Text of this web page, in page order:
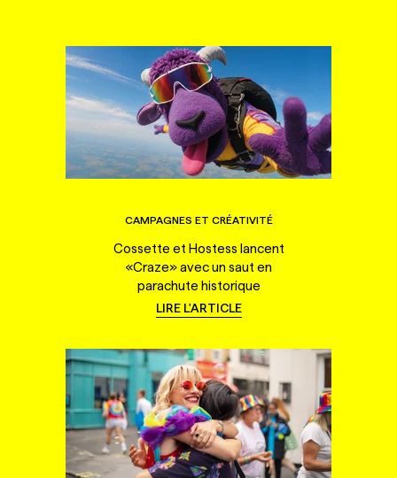
CAMPAGNES ET CRÉATIVITÉ
Cossette et Hostess lancent
«Craze» avec un saut en
parachute historique
LIRE L'ARTICLE